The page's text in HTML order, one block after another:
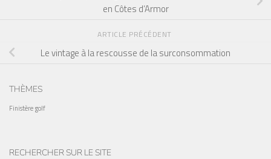
en Côtes d’Armor
ARTICLE PRÉCÉDENT
Le vintage à la rescousse de la surconsommation
THÈMES
Finistèregolf
RECHERCHER SUR LE SITE